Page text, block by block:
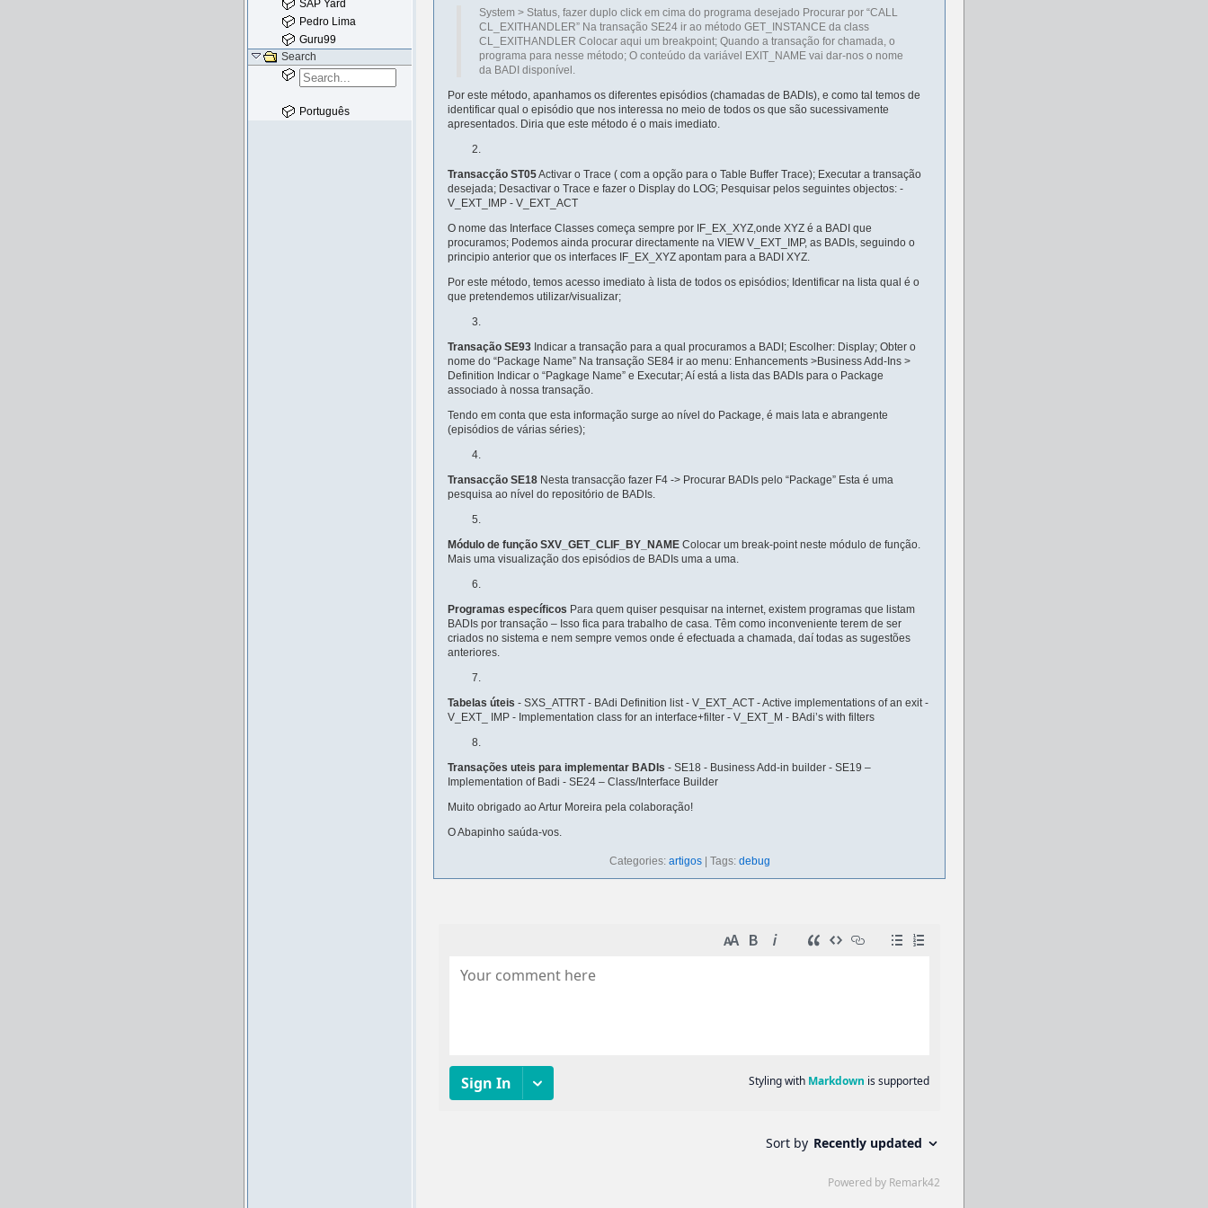
System > Status, fazer duplo click em cima do programa desejado Procurar por “CALL
CL_EXITHANDLER” Na transação SE24 ir ao método GET_INSTANCE da class
CL_EXITHANDLER Colocar aqui um breakpoint; Quando a transação for chamada, o
programa para nesse método; O conteúdo da variável EXIT_NAME vai dar-nos o nome
da BADI disponível.
Por este método, apanhamos os diferentes episódios (chamadas de BADIs), e como tal temos de
identificar qual o episódio que nos interessa no meio de todos os que são sucessivamente
apresentados. Diria que este método é o mais imediato.
Transacção ST05Activar o Trace ( com a opção para o Table Buffer Trace); Executar a transação
desejada; Desactivar o Trace e fazer o Display do LOG; Pesquisar pelos seguintes objectos: -
V_EXT_IMP - V_EXT_ACT
O nome das Interface Classes começa sempre por IF_EX_XYZ,onde XYZ é a BADI que
procuramos; Podemos ainda procurar directamente na VIEW V_EXT_IMP, as BADIs, seguindo o
principio anterior que os interfaces IF_EX_XYZ apontam para a BADI XYZ.
Por este método, temos acesso imediato à lista de todos os episódios; Identificar na lista qual é o
que pretendemos utilizar/visualizar;
Transação SE93 Indicar a transação para a qual procuramos a BADI; Escolher: Display; Obter o
nome do “Package Name” Na transação SE84 ir ao menu: Enhancements >Business Add-Ins >
Definition Indicar o “Pagkage Name” e Executar; Aí está a lista das BADIs para o Package
associado à nossa transação.
Tendo em conta que esta informação surge ao nível do Package, é mais lata e abrangente
(episódios de várias séries);
Transacção SE18 Nesta transacção fazer F4 -> Procurar BADIs pelo “Package” Esta é uma
pesquisa ao nível do repositório de BADIs.
Módulo de função SXV_GET_CLIF_BY_NAME Colocar um break-point neste módulo de função.
Mais uma visualização dos episódios de BADIs uma a uma.
Programas específicos Para quem quiser pesquisar na internet, existem programas que listam
BADIs por transação – Isso fica para trabalho de casa. Têm como inconveniente terem de ser
criados no sistema e nem sempre vemos onde é efectuada a chamada, daí todas as sugestões
anteriores.
Tabelas úteis - SXS_ATTRT - BAdi Definition list - V_EXT_ACT - Active implementations of an exit -
V_EXT_ IMP - Implementation class for an interface+filter - V_EXT_M - BAdi’s with filters
Transações uteis para implementar BADIs - SE18 - Business Add-in builder - SE19 –
Implementation of Badi - SE24 – Class/Interface Builder
Muito obrigado ao Artur Moreira pela colaboração!
O Abapinho saúda-vos.
Categories: artigos| Tags: debug
SAP Yard
Pedro Lima
Guru99
Search
Português